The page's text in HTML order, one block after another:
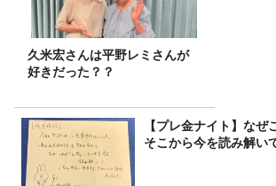
久米宏さんは平野レミさんが
好きだった？？
【プレ金ナイト】なぜ
そこから今を読み解い